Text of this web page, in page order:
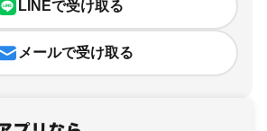
LINEで受け取る
メールで受け取る